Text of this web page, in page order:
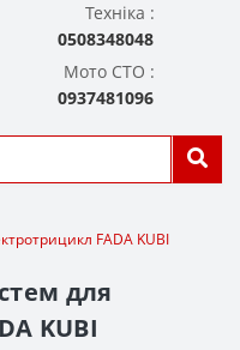
Техніка :
0508348048
Мото СТО :
0937481096
FADA KUBI
для
KUBI